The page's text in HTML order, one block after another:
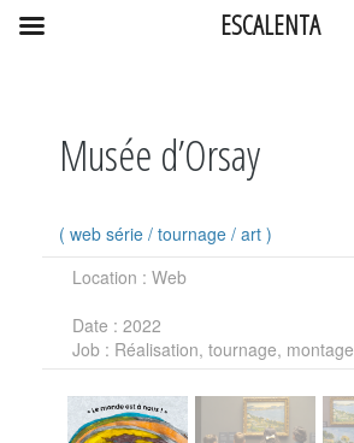
Musée d’Orsay
( web série / tournage / art )
Location : Web
Date : 2022
Job : Réalisation, tournage, montage
ESCALENTA